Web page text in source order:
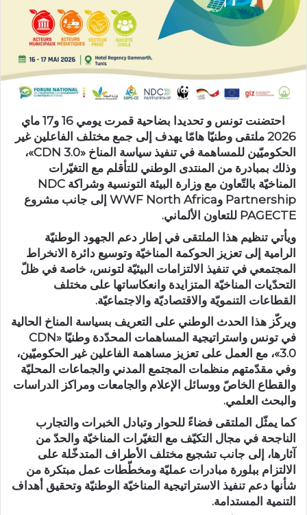
احتضنت تونس و تحديدا بضاحية قمرت يومي 16 و17 ماي
2026 ملتقى وطنيّا هامّا يهدف إلى جمع مختلف الفاعلين غير
الحكوميّين للمساهمة في تنفيذ سياسة المناخ «CDN 3.0»،
وذلك بمبادرة من المنتدى الوطني للتأقلم مع التغيّرات
المناخيّة بالتّعاون مع وزارة البيئة التونسية وشراكة NDC
Partnership وWWF North Africa إلى جانب مشروع
PAGECTE للتعاون الألماني.
ويأتي تنظيم هذا الملتقى في إطار دعم الجهود الوطنيّة
الرامية إلى تعزيز الحوكمة المناخيّة وتوسيع دائرة الانخراط
المجتمعي في تنفيذ الالتزامات البيئيّة لتونس، خاصة في ظلّ
التحدّيات المناخيّة المتزايدة وانعكاساتها على مختلف
القطاعات التنمويّة والاقتصاديّة والاجتماعيّة.
ويركّز هذا الحدث الوطني على التعريف بسياسة المناخ الحالية
في تونس واستراتيجية المساهمات المحدّدة وطنيّا «CDN
3.0»، مع العمل على تعزيز مساهمة الفاعلين غير الحكوميّين،
وفي مقدّمتهم منظمات المجتمع المدني والجماعات المحليّة
والقطاع الخاصّ ووسائل الإعلام والجامعات ومراكز الدراسات
والبحث العلمي.
كما يمثّل الملتقى فضاءً للحوار وتبادل الخبرات والتجارب
الناجحة في مجال التكيّف مع التغيّرات المناخيّة والحدّ من
آثارها، إلى جانب تشجيع مختلف الأطراف المتدخّلة على
الالتزام ببلورة مبادرات عمليّة ومخطّطات عمل مبتكرة من
شأنها دعم تنفيذ الاستراتيجية المناخيّة الوطنيّة وتحقيق أهداف
التنمية المستدامة.